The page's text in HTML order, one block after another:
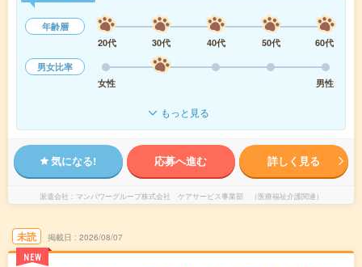
年齢層
20代
30代 40代 50代
60代
男女比率
女性
男性
もっと見る
気になる! 応募へ進む 詳しく見る
派遣会社 マンパワーグループ株式会社 ケアサービス事業部 （医療福祉介護関連）
未読
NEW
掲載日 2026/08/07